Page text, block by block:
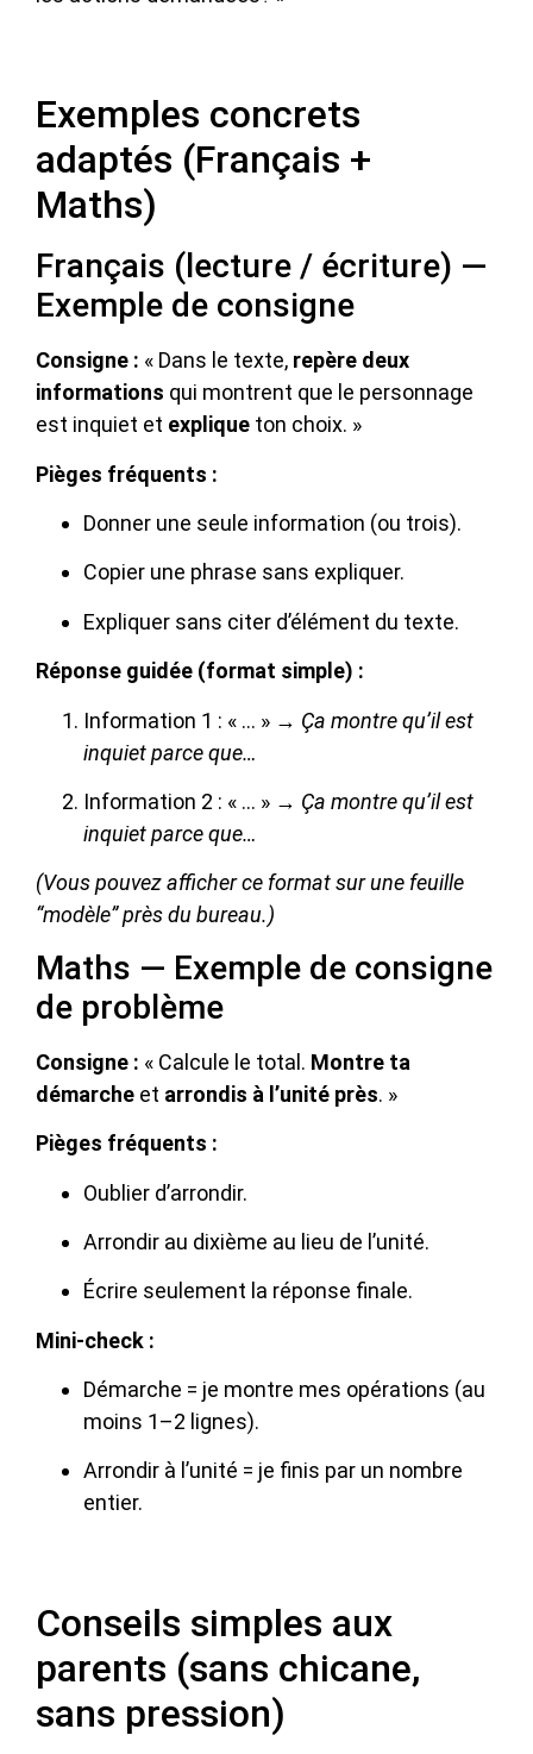
Exemples concrets
adaptés (Français +
Maths)
Français (lecture / écriture) —
Exemple de consigne
Consigne : « Dans le texte, repère deux
informations qui montrent que le personnage
est inquiet et explique ton choix. »
Pièges fréquents :
Donner une seule information (ou trois).
Copier une phrase sans expliquer.
Expliquer sans citer d’élément du texte.
Réponse guidée (format simple) :
Information 1 : « … » → Ça montre qu’il est
inquiet parce que…
Information 2 : « … » → Ça montre qu’il est
inquiet parce que…
(Vous pouvez afficher ce format sur une feuille
“modèle” près du bureau.)
Maths — Exemple de consigne
de problème
Consigne : « Calcule le total. Montre ta
démarche et arrondis à l’unité près. »
Pièges fréquents :
Oublier d’arrondir.
Arrondir au dixième au lieu de l’unité.
Écrire seulement la réponse finale.
Mini-check :
Démarche = je montre mes opérations (au
moins 1–2 lignes).
Arrondir à l’unité = je finis par un nombre
entier.
Conseils simples aux
parents (sans chicane,
sans pression)